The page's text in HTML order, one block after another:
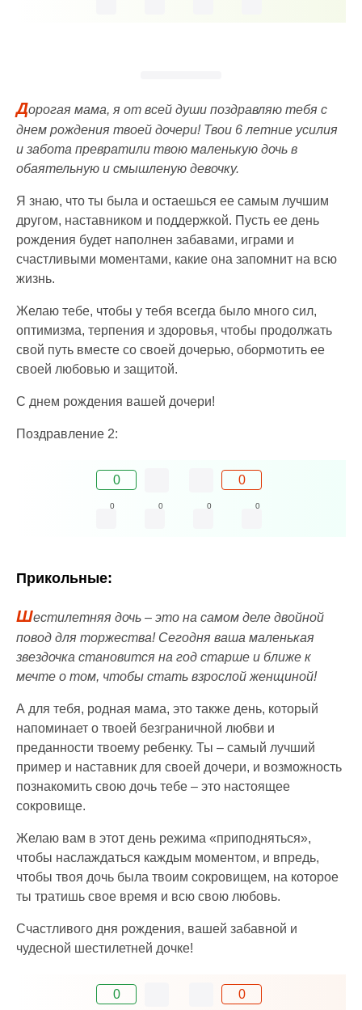
Дорогая мама, я от всей души поздравляю тебя с
днем рождения твоей дочери! Твои 6 летние усилия
и забота превратили твою маленькую дочь в
обаятельную и смышленую девочку.
Я знаю, что ты была и остаешься ее самым лучшим
другом, наставником и поддержкой. Пусть ее день
рождения будет наполнен забавами, играми и
счастливыми моментами, какие она запомнит на всю
жизнь.
Желаю тебе, чтобы у тебя всегда было много сил,
оптимизма, терпения и здоровья, чтобы продолжать
свой путь вместе со своей дочерью, обормотить ее
своей любовью и защитой.
С днем рождения вашей дочери!
Поздравление 2:
0 0
0 0 0 0
Прикольные:
Шестилетняя дочь – это на самом деле двойной
повод для торжества! Сегодня ваша маленькая
звездочка становится на год старше и ближе к
мечте о том, чтобы стать взрослой женщиной!
А для тебя, родная мама, это также день, который
напоминает о твоей безграничной любви и
преданности твоему ребенку. Ты – самый лучший
пример и наставник для своей дочери, и возможность
познакомить свою дочь тебе – это настоящее
сокровище.
Желаю вам в этот день режима «приподняться»,
чтобы наслаждаться каждым моментом, и впредь,
чтобы твоя дочь была твоим сокровищем, на которое
ты тратишь свое время и всю свою любовь.
Счастливого дня рождения, вашей забавной и
чудесной шестилетней дочке!
0 0